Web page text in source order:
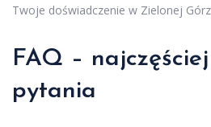
Twoje doświadczenie w Zielonej
FAQ –
pytania